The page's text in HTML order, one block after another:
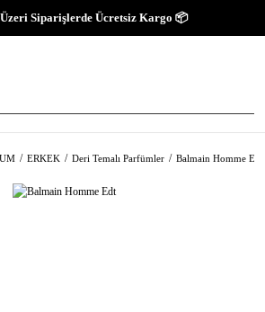
Siparişlerde Ücretsiz Kargo 📦
ERKEK Deri Temalı Parfümler Balmain Homme Edt